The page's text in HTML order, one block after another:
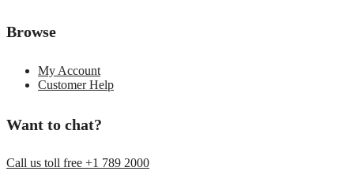
Browse
My Account
Customer Help
Want to chat?
Call us toll free +1 789 2000